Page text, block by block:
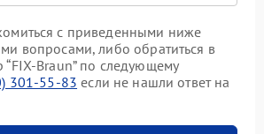
с приведенными ниже
вопросами, либо обратиться в
Braun” по следующему
301-55-83 если не нашли ответ на